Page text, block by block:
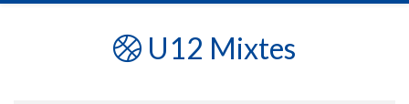
U12 Mixtes